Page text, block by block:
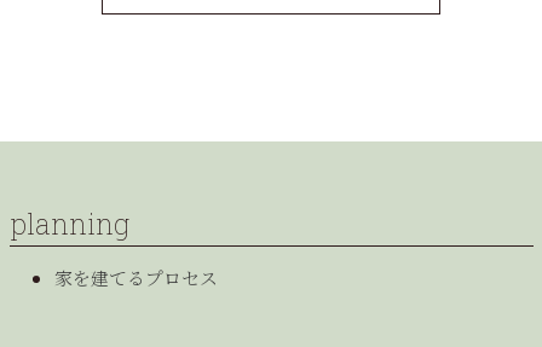
planning
家を建てるプロセス